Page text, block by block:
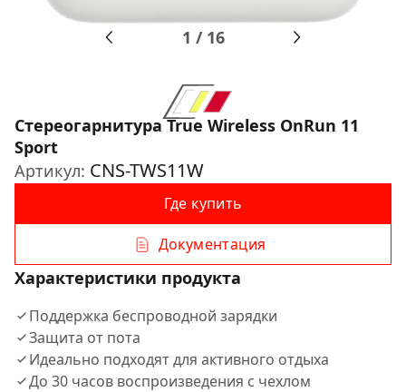
1 / 16
Стереогарнитура True Wireless OnRun 11
Sport
Артикул: CNS-TWS11W
Где купить
Документация
Характеристики продукта
Поддержка беспроводной зарядки
Защита от пота
Идеально подходят для активного отдыха
До 30 часов воспроизведения с чехлом